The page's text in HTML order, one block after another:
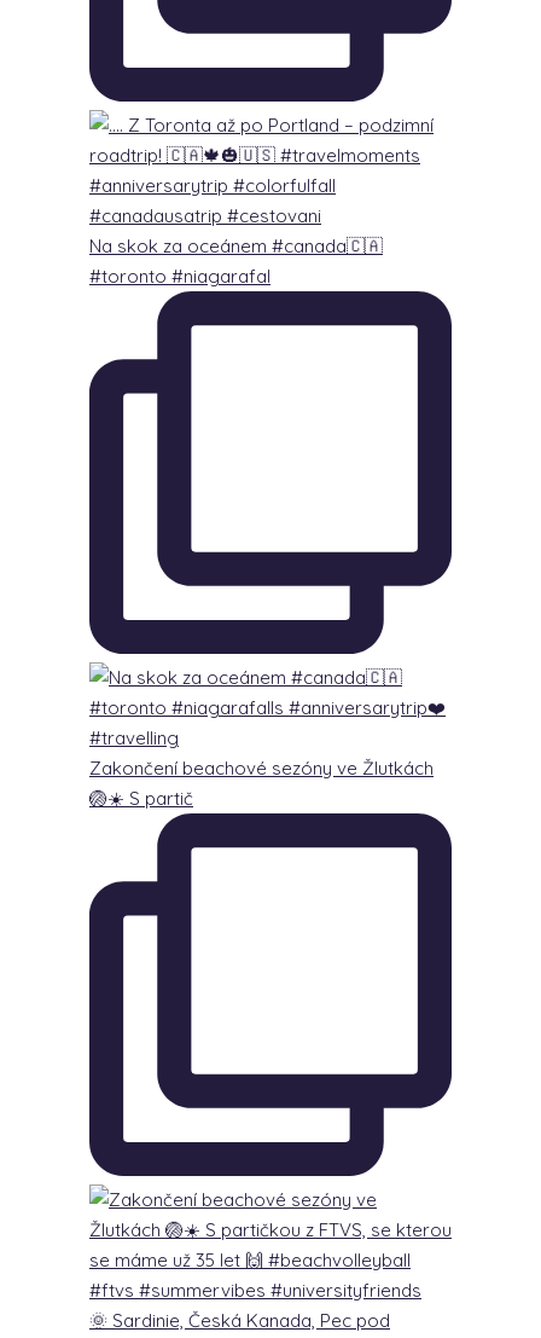
Na skok za oceánem #canada🇨🇦
#toronto #niagarafal
Zakončení beachové sezóny ve Žlutkách
🏐☀️ S partič
🌞 Sardinie, Česká Kanada, Pec pod